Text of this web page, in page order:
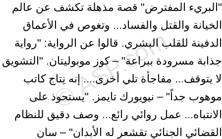
"البريء المفترض" قصة مذهلة تكشف عن عالم
الخيانة والقتل والفساد... وتغوص في الأعماق
الدفينة للقلب البشري. قالوا عن الرواية: "رواية
جذابة مسرودة ببراعة" – كوز موبوليتان. "التشويق
لا يتوقف... مفاجأة تلي أخرى.... إنه نِتاج كاتب
موهوب جداً" – نيويورك تايمز. "يستحوذ على
الانتباه... عمل روائي رائع... وصف دقيق للنظام
القضائي الجنائي تقشعر له الأبدان" – سان